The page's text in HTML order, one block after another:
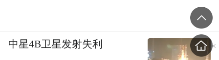
中星4B卫星发射失利